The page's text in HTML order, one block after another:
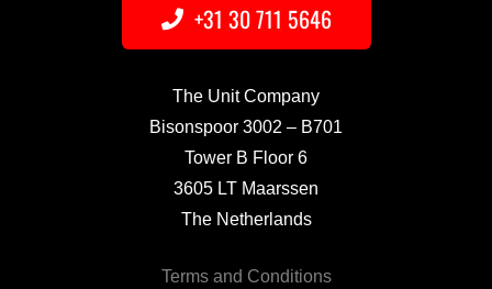
+31 30 711 5646
The Unit Company
Bisonspoor 3002 – B701
Tower B Floor 6
3605 LT Maarssen
The Netherlands
Terms and Conditions